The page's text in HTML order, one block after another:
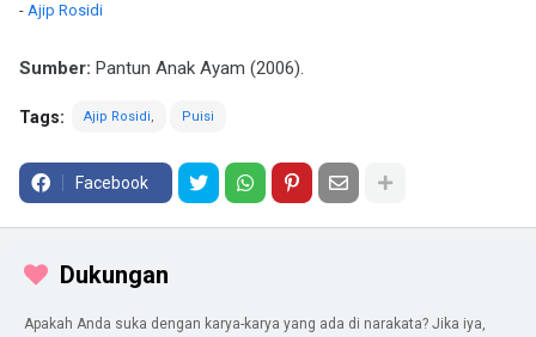
- Ajip Rosidi
Sumber: Pantun Anak Ayam (2006).
Tags: Ajip Rosidi Puisi
Facebook
Dukungan
Apakah Anda suka dengan karya-karya yang ada di narakata? Jika iya,